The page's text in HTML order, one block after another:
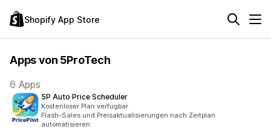
Shopify App Store
Apps von 5ProTech
6 Apps
5P Auto Price Scheduler
Kostenloser Plan verfügbar
Flash-Sales und Preisaktualisierungen nach Zeitplan
automatisieren.